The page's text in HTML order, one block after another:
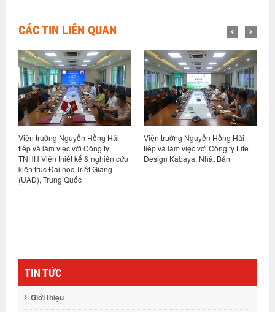
CÁC TIN LIÊN QUAN
Viện trưởng Nguyễn Hồng Hải
tiếp và làm việc với Công ty Life
Design Kabaya, Nhật Bản
Hội thảo khoa học “Nhà ở xã hội
phát thải các-bon thấp – Định
hướng và giải pháp cho Việt
TIN TỨC
Giới thiệu